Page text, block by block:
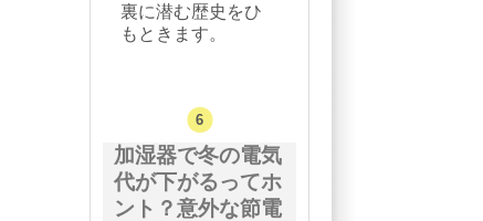
裏に潜む歴史をひ
もときます。
加湿器で冬の電気
代が下がるってホ
ント？意外な節電